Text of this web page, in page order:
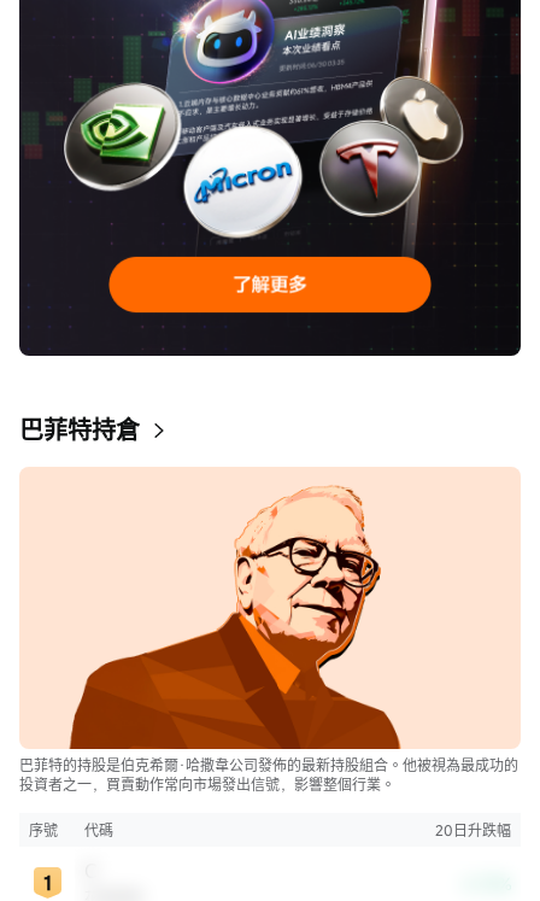
巴菲特持倉
巴菲特的持股是伯克希爾·哈撒韋公司發佈的最新持股組合。他被視為最成功的
投資者之一，買賣動作常向市場發出信號，影響整個行業。
序號 代碼 20日升跌幅